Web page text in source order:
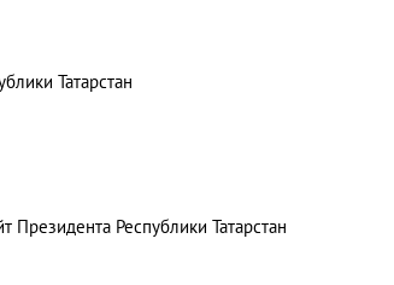
Татарстан
Президента Республики Татарстан